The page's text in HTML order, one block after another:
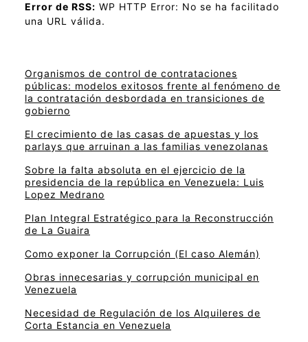
Error de RSS: WP HTTP Error: No se ha facilitado
una URL válida.
Organismos de control de contrataciones
públicas: modelos exitosos frente al fenómeno de
la contratación desbordada en transiciones de
gobierno
El crecimiento de las casas de apuestas y los
parlays que arruinan a las familias venezolanas
Sobre la falta absoluta en el ejercicio de la
presidencia de la república en Venezuela: Luis
Lopez Medrano
Plan Integral Estratégico para la Reconstrucción
de La Guaira
Como exponer la Corrupción (El caso Alemán)
Obras innecesarias y corrupción municipal en
Venezuela
Necesidad de Regulación de los Alquileres de
Corta Estancia en Venezuela